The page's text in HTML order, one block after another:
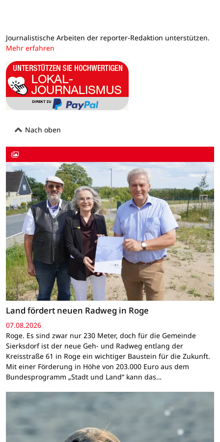
Journalistische Arbeiten der reporter-Redaktion unterstützen.
Mehr erfahren
Nach oben
Land fördert neuen Radweg in Roge
07.08.2026
Roge. Es sind zwar nur 230 Meter, doch für die Gemeinde
Sierksdorf ist der neue Geh- und Radweg entlang der
Kreisstraße 61 in Roge ein wichtiger Baustein für die Zukunft.
Mit einer Förderung in Höhe von 203.000 Euro aus dem
Bundesprogramm „Stadt und Land“ kann das…